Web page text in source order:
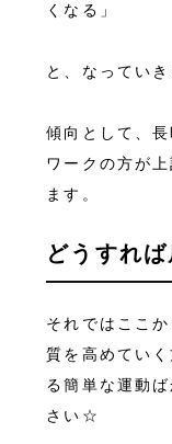
くなる」
と、なっていき
傾向として、
ワークの方が
ます。
どうすれ
それではここ
質を高めてい
る簡単な運動
さい☆